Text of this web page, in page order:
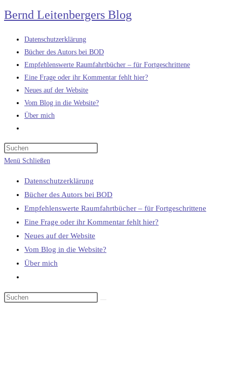
Zum
Inhalt
springen
Bernd Leitenbergers Blog
Datenschutzerklärung
Bücher des Autors bei BOD
Empfehlenswerte Raumfahrtbücher – für Fortgeschrittene
Eine Frage oder ihr Kommentar fehlt hier?
Neues auf der Website
Vom Blog in die Website?
Über mich
umschalten
Menü Schließen
Datenschutzerklärung
Bücher des Autors bei BOD
Empfehlenswerte Raumfahrtbücher – für Fortgeschrittene
Eine Frage oder ihr Kommentar fehlt hier?
Neues auf der Website
Vom Blog in die Website?
Über mich
umschalten